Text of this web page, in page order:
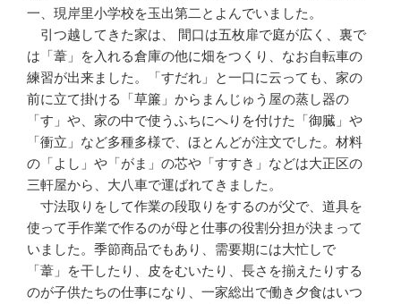
一、現岸里小学校を玉出第二とよんでいました。
引つ越してきた家は、 間口は五枚扉で庭が広く、裏で
は「葦」を入れる倉庫の他に畑をつくり、なお自転車の
練習が出来ました。「すだれ」と一口に云っても、家の
前に立て掛ける「草簾」からまんじゅう屋の蒸し器の
「す」や、家の中で使うふちにへりを付けた「御臓」や
「衝立」など多種多様で、ほとんどが注文でした。材料
の「よし」や「がま」の芯や「すすき」などは大正区の
三軒屋から、大八車で運ばれてきました。
寸法取りをして作業の段取りをするのが父で、道具を
使って手作業で作るのが母と仕事の役割分担が決まって
いました。季節商品でもあり、需要期には大忙しで
「葦」を干したり、皮をむいたり、長さを揃えたりする
のが子供たちの仕事になり、一家総出で働き夕食はいつ